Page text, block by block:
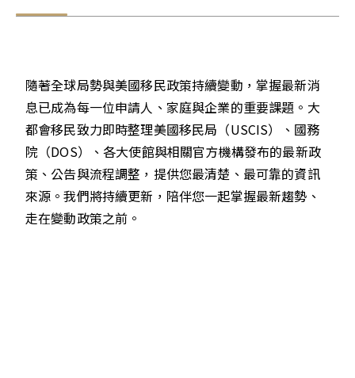
安地卡及巴布達
紐西蘭
澳洲
萬那杜
諾魯
格瑞那達概述
聖基茨與尼維斯概述
多米尼克概述
安地卡及巴布達概述
紐西蘭概述
澳洲概述
公民入籍專區
移民語文專區
亞洲移民專區
歐洲移民專區
加勒比海移民專區
隨著全球局勢與美國移民政策持續變動，掌握最新消
息已成為每一位申請人、家庭與企業的重要課題。大
都會移民致力即時整理美國移民局（USCIS）、國務
院（DOS）、各大使館與相關官方機構發布的最新政
策、公告與流程調整，提供您最清楚、最可靠的資訊
來源。我們將持續更新，陪伴您一起掌握最新趨勢、
走在變動政策之前。